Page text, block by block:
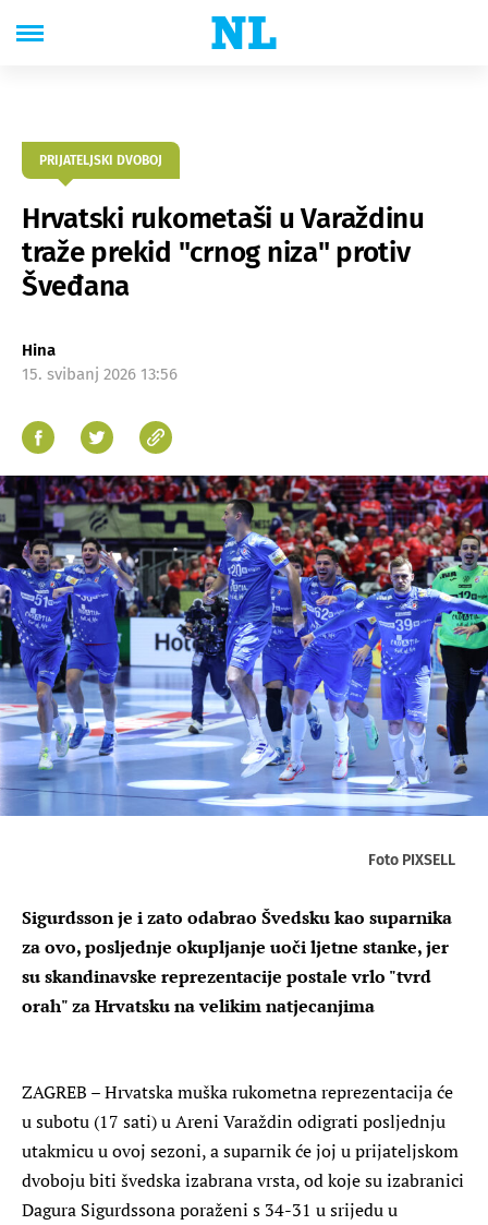
PRIJATELJSKI DVOBOJ
Hrvatski rukometaši u Varaždinu
traže prekid "crnog niza" protiv
Šveđana
Hina
15. svibanj 2026 13:56
Foto PIXSELL
Sigurdsson je i zato odabrao Švedsku kao suparnika
za ovo, posljednje okupljanje uoči ljetne stanke, jer
su skandinavske reprezentacije postale vrlo "tvrd
orah" za Hrvatsku na velikim natjecanjima
ZAGREB – Hrvatska muška rukometna reprezentacija će
u subotu (17 sati) u Areni Varaždin odigrati posljednju
utakmicu u ovoj sezoni, a suparnik će joj u prijateljskom
dvoboju biti švedska izabrana vrsta, od koje su izabranici
Dagura Sigurdssona poraženi s 34-31 u srijedu u